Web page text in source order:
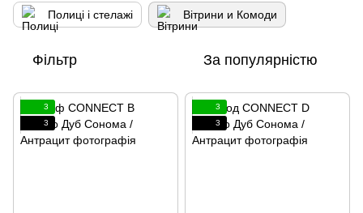
Полиці і стелажі Вітрини и Комоди
Фільтр За популярністю
3
3
3
3